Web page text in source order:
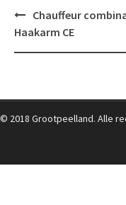
Post
navigation
Chauffeur
Haakarm CE
© 2018 Grootpeelland. Alle